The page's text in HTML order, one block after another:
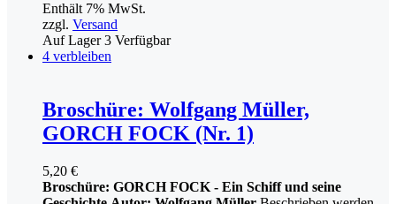
Enthält 7% MwSt.
zzgl. Versand
Auf Lager3 Verfügbar
4 verbleiben
Broschüre: Wolfgang Müller,
GORCH FOCK (Nr. 1)
5,20 €
Broschüre: GORCH FOCK - Ein Schiff und seine